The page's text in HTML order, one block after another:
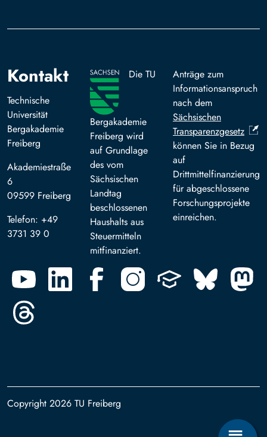
Kontakt
Technische
Universität
Bergakademie
Freiberg
Akademiestraße
6
09599 Freiberg
Telefon: +49
3731 39 0
Die TU
Bergakademie
Freiberg wird
auf Grundlage
des vom
Sächsischen
Landtag
beschlossenen
Haushalts aus
Steuermitteln
mitfinanziert.
Anträge zum
Informationsanspruch
nach dem
Sächsischen
Transparenzgesetz
können Sie in Bezug
auf
Drittmittelfinanzierung
für abgeschlossene
Forschungsprojekte
einreichen.
Copyright 2026 TU Freiberg